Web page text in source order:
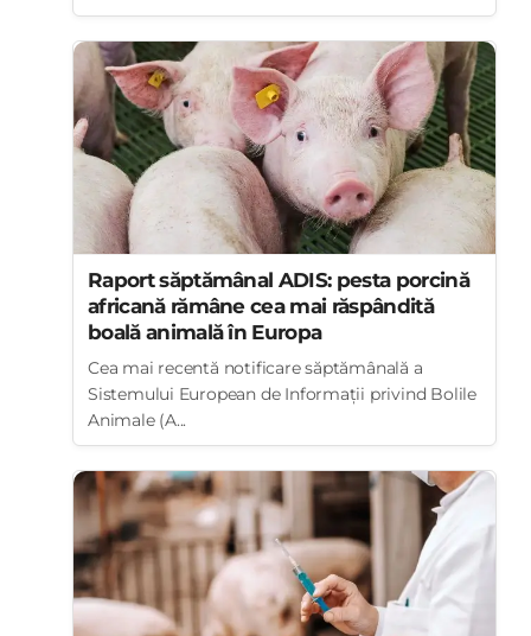
Raport săptămânal ADIS: pesta porcină
africană rămâne cea mai răspândită
boală animală în Europa
Cea mai recentă notificare săptămânală a
Sistemului European de Informații privind Bolile
Animale (A...